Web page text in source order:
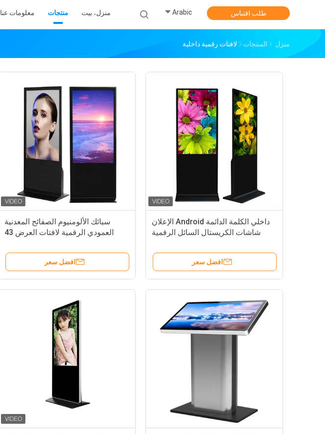
منزل، بيت منتجات معلومات عنا Arabic طلب اقتباس
منزل المنتجات لافتات رقمية داخلية
سبائك الألومنيوم الصفائح المعدنية
العمودي الرقمية لافتات العرض 43
افضل سعر
داخلي الكلمة الدائمة Android الإعلان
شاشات الكريستال السائل الرقمية
افضل سعر